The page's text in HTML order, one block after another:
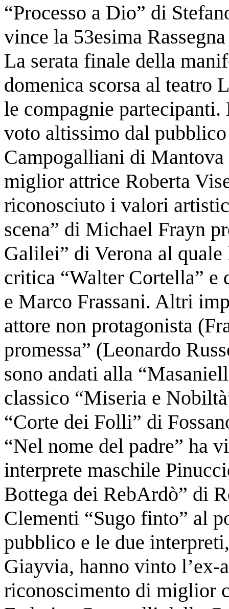
“Processo a Dio” di
vince la 53esima
La serata finale della
domenica scorsa al teatro
le compagnie partecipanti.
voto altissimo dal
Campogalliani di Mantova
miglior attrice Roberta
riconosciuto i valori
scena” di Michael Frayn
Galilei” di Verona al
critica “Walter Cortella” e
e Marco Frassani. Altri
attore non protagonista
promessa” (Leonardo
sono andati alla
classico “Miseria e
“Corte dei Folli” di
“Nel nome del padre” ha
interprete maschile
Bottega dei RebArdò” di
Clementi “Sugo finto” al
pubblico e le due
Giayvia, hanno vinto
riconoscimento di miglior